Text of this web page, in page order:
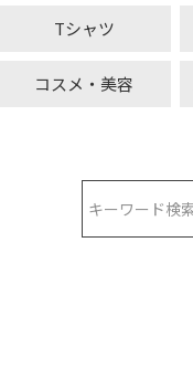
Tシャツ
コスメ・美容